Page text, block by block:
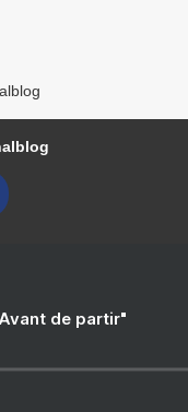
de partir"